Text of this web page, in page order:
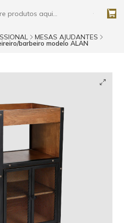
MESAS AJUDANTES
barbeiro modelo ALAN